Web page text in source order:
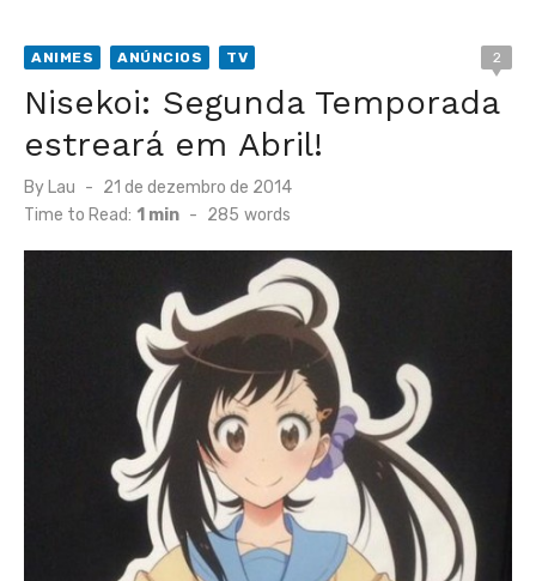
ANIMES ANÚNCIOS TV 2
Nisekoi: Segunda Temporada
estreará em Abril!
By Lau
Posted
on
21 de dezembro de 2014
Time to Read: 1 min - 285 words